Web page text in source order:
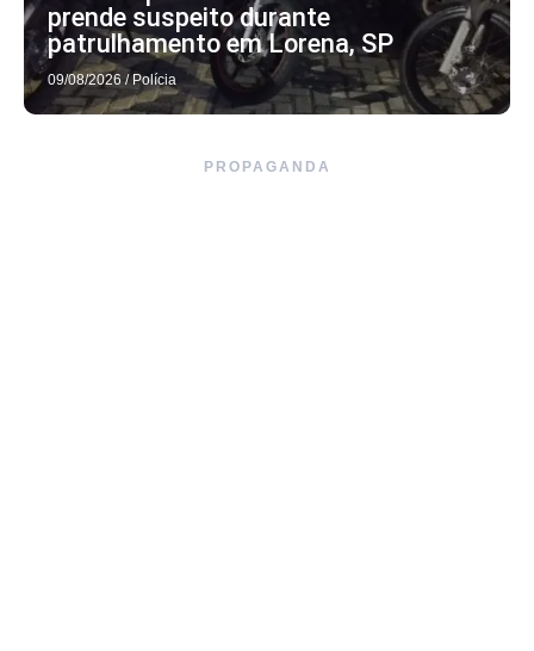
prende suspeito durante
patrulhamento em Lorena, SP
09/08/2026 / Polícia
PROPAGANDA